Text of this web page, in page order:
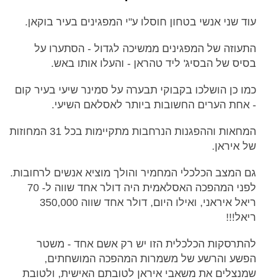
עוד שני אנשי בטחון חוסלו ע"י המפגינים בעיר בוקאן.
התעוזה של המפגינים ממשיכה לגדול - הסתערו על
בסיס של הבסיג' ליד טהראן - והעלו אותו באש.
כמו כן הושלכו בקבוקי תבערה על סמינר שיעי בעיר קום
- אחת הערים החשובות ביותר לאסלאם השיעי.
המחאות וההפגנות הנרחבות מתקיימות בכל 31 המחוזות
של איראן.
גם המצב הכלכלי המחמיר והולך מוציא אנשים לרחובות.
לפני המהפכה האסלאמית היה דולר אחד שווה ל- 70
ריאל איראני, ואילו היום, דולר אחד שווה 350,000
ריאל!!!
להתרסקות הכלכלית הזו יש רק אשם אחד - משטר
הפשע והרשע של משמרות המהפכה המושחתים,
שמנצלים את משאבי איראן לטובתם האישית, ולטובת